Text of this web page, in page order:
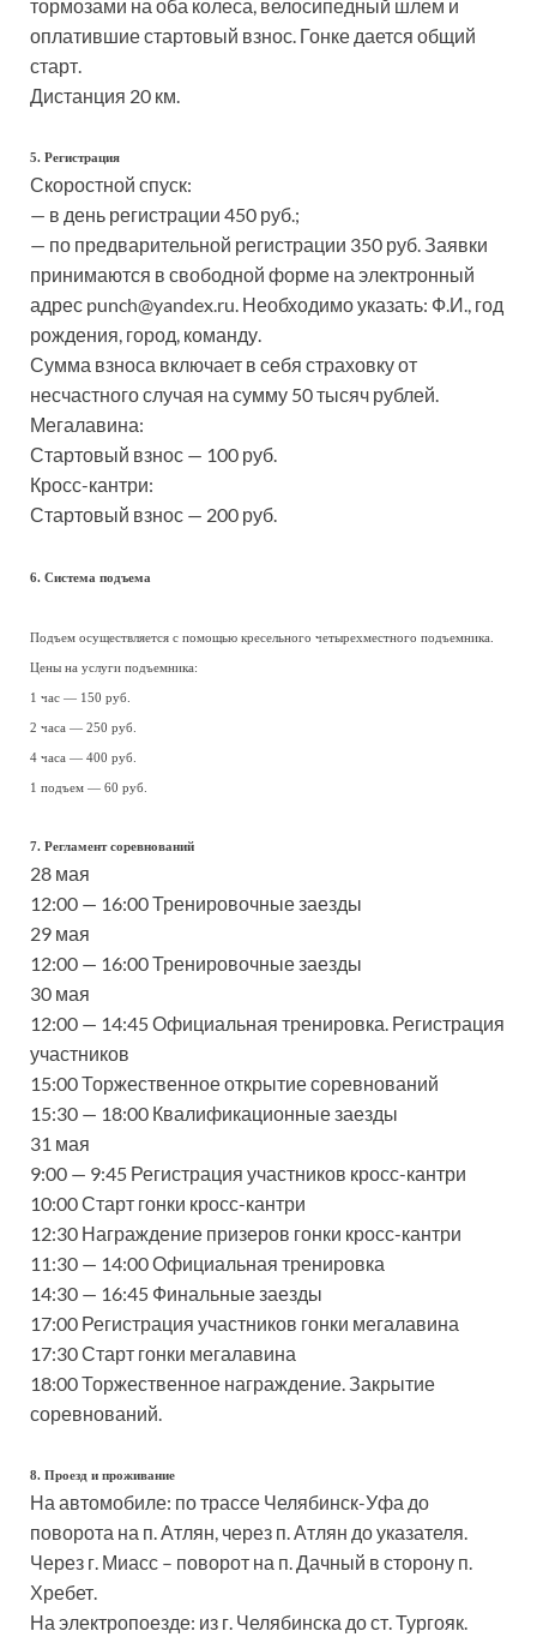
тормозами на оба колеса, велосипедный шлем и
оплатившие стартовый взнос. Гонке дается общий
старт.
Дистанция 20 км.
5. Регистрация
Скоростной спуск:
— в день регистрации 450 руб.;
— по предварительной регистрации 350 руб. Заявки
принимаются в свободной форме на электронный
адрес punch@yandex.ru. Необходимо указать: Ф.И., год
рождения, город, команду.
Сумма взноса включает в себя страховку от
несчастного случая на сумму 50 тысяч рублей.
Мегалавина:
Стартовый взнос — 100 руб.
Кросс-кантри:
Стартовый взнос — 200 руб.
6. Система подъема
Подъем осуществляется с помощью кресельного четырехместного подъемника.
Цены на услуги подъемника:
1 час — 150 руб.
2 часа — 250 руб.
4 часа — 400 руб.
1 подъем — 60 руб.
7. Регламент соревнований
28 мая
12:00 — 16:00 Тренировочные заезды
29 мая
12:00 — 16:00 Тренировочные заезды
30 мая
12:00 — 14:45 Официальная тренировка. Регистрация
участников
15:00 Торжественное открытие соревнований
15:30 — 18:00 Квалификационные заезды
31 мая
9:00 — 9:45 Регистрация участников кросс-кантри
10:00 Старт гонки кросс-кантри
12:30 Награждение призеров гонки кросс-кантри
11:30 — 14:00 Официальная тренировка
14:30 — 16:45 Финальные заезды
17:00 Регистрация участников гонки мегалавина
17:30 Старт гонки мегалавина
18:00 Торжественное награждение. Закрытие
соревнований.
8. Проезд и проживание
На автомобиле: по трассе Челябинск-Уфа до
поворота на п. Атлян, через п. Атлян до указателя.
Через г. Миасс – поворот на п. Дачный в сторону п.
Хребет.
На электропоезде: из г. Челябинска до ст. Тургояк.